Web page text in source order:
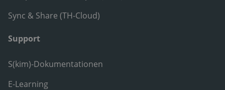
Sync & Share (TH-Cloud)
Support
S(kim)-Dokumentationen
E-Learning